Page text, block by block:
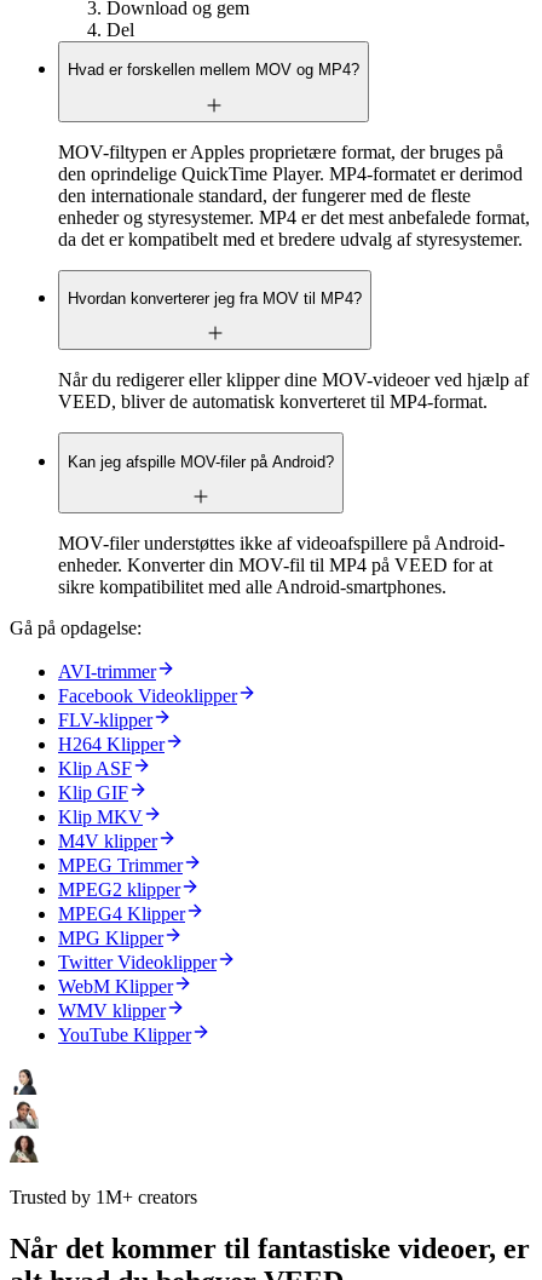
Download og gem
Del
Hvad er forskellen mellem MOV og MP4?
MOV-filtypen er Apples proprietære format, der bruges på
den oprindelige QuickTime Player. MP4-formatet er derimod
den internationale standard, der fungerer med de fleste
enheder og styresystemer. MP4 er det mest anbefalede format,
da det er kompatibelt med et bredere udvalg af styresystemer.
Hvordan konverterer jeg fra MOV til MP4?
Når du redigerer eller klipper dine MOV-videoer ved hjælp af
VEED, bliver de automatisk konverteret til MP4-format.
Kan jeg afspille MOV-filer på Android?
MOV-filer understøttes ikke af videoafspillere på Android-
enheder. Konverter din MOV-fil til MP4 på VEED for at
sikre kompatibilitet med alle Android-smartphones.
Gå på opdagelse:
AVI-trimmer
Facebook Videoklipper
FLV-klipper
H264 Klipper
Klip ASF
Klip GIF
Klip MKV
M4V klipper
MPEG Trimmer
MPEG2 klipper
MPEG4 Klipper
MPG Klipper
Twitter Videoklipper
WebM Klipper
WMV klipper
YouTube Klipper
Trusted by 1M+ creators
Når det kommer til fantastiske videoer, er